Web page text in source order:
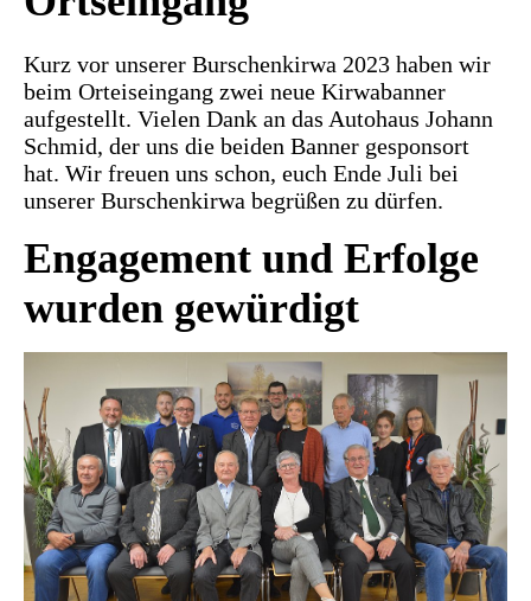
Kurz vor unserer Burschenkirwa 2023 haben wir
beim Orteiseingang zwei neue Kirwabanner
aufgestellt. Vielen Dank an das Autohaus Johann
Schmid, der uns die beiden Banner gesponsort
hat. Wir freuen uns schon, euch Ende Juli bei
unserer Burschenkirwa begrüßen zu dürfen.
Engagement und Erfolge
wurden gewürdigt